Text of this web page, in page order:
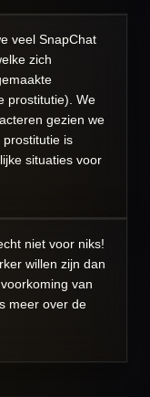
veel SnapChat
zich
prostitutie). We
gezien we
is
situaties voor
niet voor niks!
willen zijn dan
van
meer over de